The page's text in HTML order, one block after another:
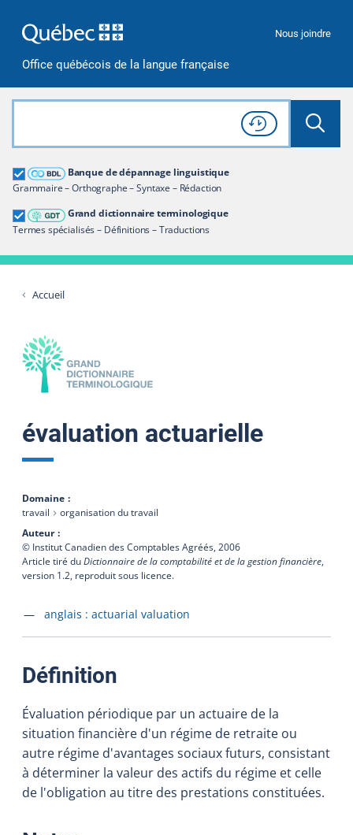
Office québécois de la langue française
Nous joindre
Rechercher dans tout le site
Lancer
Consulter l'
Historique
de recherche
Banque de dépannage linguistique
Grammaire – Orthographe – Syntaxe – Rédaction
Grand dictionnaire terminologique
Termes spécialisés – Définitions – Traductions
Grand dictionnaire terminologique
Restreindre aux termes
Accueil
évaluation actuarielle
Domaine
travail
organisation du travail
Auteur
© Institut Canadien des Comptables Agréés, 2006
Article tiré duDictionnaire de la comptabilité et de la gestion financière,
version 1.2, reproduit sous licence.
Accéder à la fiche en
anglais : actuarial valuation
Définition
Évaluation périodique par un actuaire de la
situation financière d'un régime de retraite ou
autre régime d'avantages sociaux futurs, consistant
à déterminer la valeur des actifs du régime et celle
de l'obligation au titre des prestations constituées.